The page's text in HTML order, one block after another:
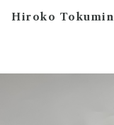
Hiroko